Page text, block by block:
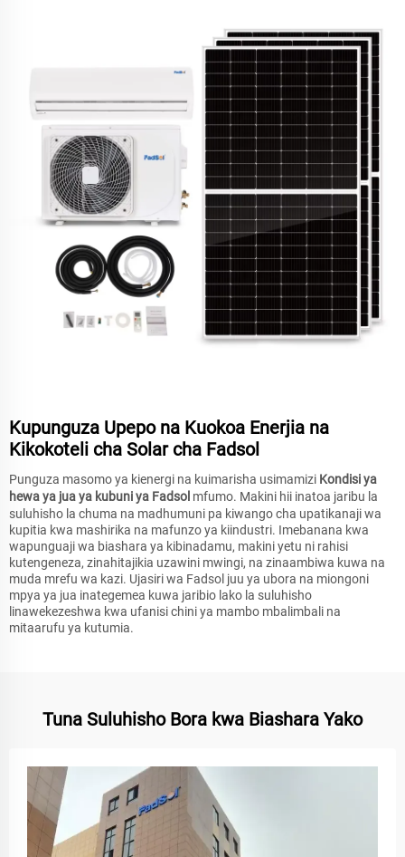
Kupunguza Upepo na Kuokoa Enerjia na
Kikokoteli cha Solar cha Fadsol
Punguza masomo ya kienergi na kuimarisha usimamizi Kondisi ya
hewa ya jua ya kubuni ya Fadsol mfumo. Makini hii inatoa jaribu la
suluhisho la chuma na madhumuni pa kiwango cha upatikanaji wa
kupitia kwa mashirika na mafunzo ya kiindustri. Imebanana kwa
wapunguaji wa biashara ya kibinadamu, makini yetu ni rahisi
kutengeneza, zinahitajikia uzawini mwingi, na zinaambiwa kuwa na
muda mrefu wa kazi. Ujasiri wa Fadsol juu ya ubora na miongoni
mpya ya jua inategemea kuwa jaribio lako la suluhisho
linawekezeshwa kwa ufanisi chini ya mambo mbalimbali na
mitaarufu ya kutumia.
Tuna Suluhisho Bora kwa Biashara Yako